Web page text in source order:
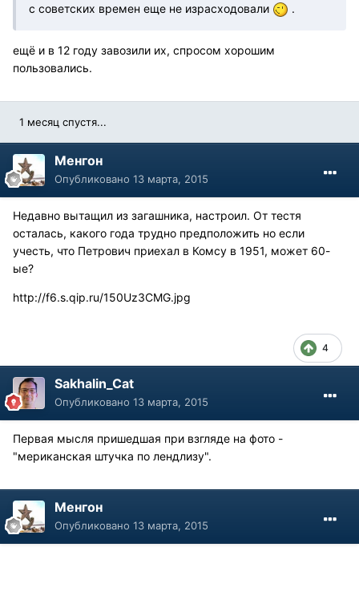
с советских времен еще не израсходовали
.
ещё и в 12 году завозили их, спросом хорошим
пользовались.
1 месяц спустя...
Менгон
Опубликовано 13 марта, 2015
Недавно вытащил из загашника, настроил. От тестя
осталась, какого года трудно предположить но если
учесть, что Петрович приехал в Комсу в 1951, может 60-
ые?
http://f6.s.qip.ru/150Uz3CMG.jpg
4
Sakhalin_Cat
Опубликовано 13 марта, 2015
Первая мысля пришедшая при взгляде на фото -
"мериканская штучка по лендлизу".
Менгон
Опубликовано 13 марта, 2015